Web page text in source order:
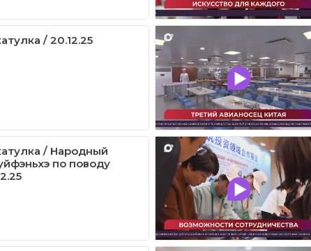
/ 20.12.25
/ Народный
по поводу